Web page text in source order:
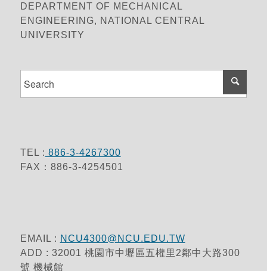
DEPARTMENT OF MECHANICAL
ENGINEERING, NATIONAL CENTRAL
UNIVERSITY
TEL : 886-3-4267300
FAX：886-3-4254501
EMAIL : NCU4300@NCU.EDU.TW
ADD : 32001 桃園市中壢區五權里2鄰中大路300
號 機械館